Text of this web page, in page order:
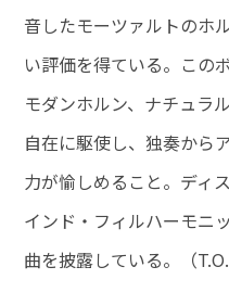
音したモーツァルトのホ
い評価を得ている。この
モダンホルン、ナチュラ
自在に駆使し、独奏から
力が愉しめること。ディ
インド・フィルハーモニ
曲を披露している。（